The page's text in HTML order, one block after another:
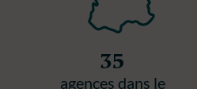
35
agences dans le